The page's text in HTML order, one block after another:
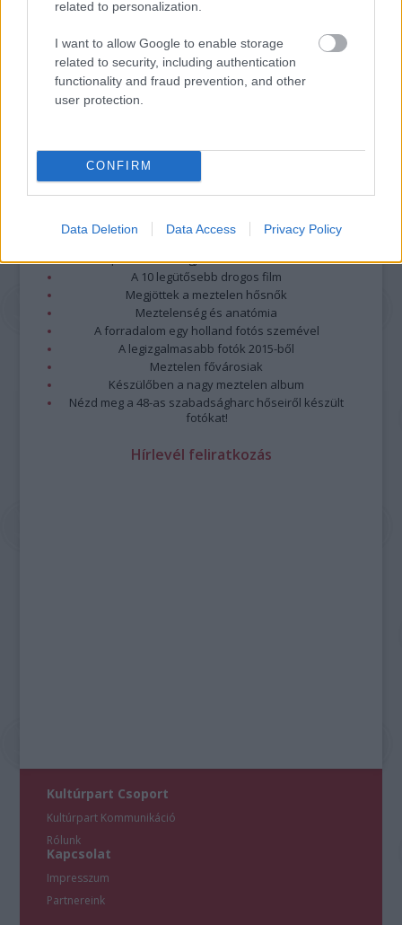
related to personalization.
I want to allow Google to enable storage
related to security, including authentication
functionality and fraud prevention, and other
user protection.
CONFIRM
Data Deletion Data Access Privacy Policy
A hozzászólások a vonatkozó jogszabályok
nem vállal, azokat nem ellenőrzi. Kifogás esetén forduljon a blog szerkesztőjéhez.
Részletek aFelhasználási feltételekbenés az adatvédelmi tájékoztatóban
Legolvasottabb
Megdöbbentő fotók a néptelen fővárosról
Top 10: ezek a legjobb szerelmes filmek
A 10 legütősebb drogos film
Megjöttek a meztelen hősnők
Meztelenség és anatómia
A forradalom egy holland fotós szemével
A legizgalmasabb fotók 2015-ből
Meztelen fővárosiak
Készülőben a nagy meztelen album
Nézd meg a 48-as szabadságharc hőseiről készült
fotókat!
Hírlevél feliratkozás
Kultúrpart Csoport
Kultúrpart Kommunikáció
Rólunk
Kapcsolat
Impresszum
Partnereink